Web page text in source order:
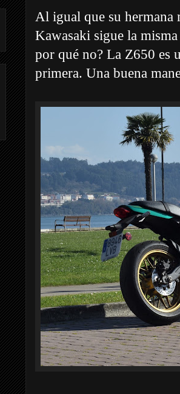
Al igual que su
Kawasaki sigue la
por qué no? La Z650 es
primera. Una buena